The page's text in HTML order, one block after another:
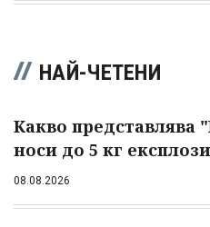
НАЙ-ЧЕТЕНИ
Какво представлява
носи до 5 кг
08.08.2026